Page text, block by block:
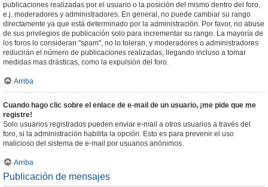
publicaciones realizadas por el usuario o la posición del mismo dentro del foro,
e.j. moderadores y administradores. En general, no puede cambiar su rango
directamente ya que está determinado por la administración. Por favor, no abuse
de sus privilegios de publicación solo para incrementar su rango. La mayoría de
los foros lo consideran "spam", no lo toleran, y moderadores o administradores
reducirán el número de publicaciones realizadas, llegando incluso a tomar
medidas mas drásticas, como la expulsión del foro.
Arriba
Cuando hago clic sobre el enlace de e-mail de un usuario, ¡me pide que me
registre!
Solo usuarios registrados pueden enviar e-mail a otros usuarios a través del
foro, si la administración habilita la opción. Esto es para prevenir el uso
malicioso del sistema de e-mail por usuarios anónimos.
Arriba
Publicación de mensajes